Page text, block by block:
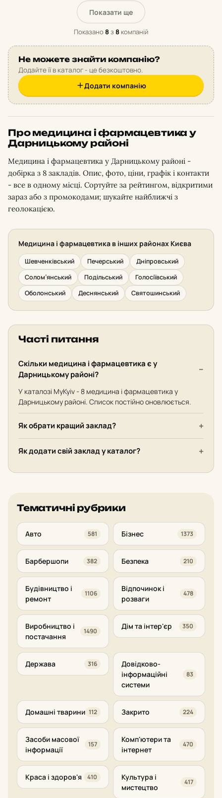
Показати ще
Показано 8з 8 компаній
Не можете знайти компанію?
Додайте її в каталог - це безкоштовно.
Додати компанію
Про медицина і фармацевтика у
Дарницькому районі
Медицина і фармацевтика у Дарницькому районі -
добірка з 8 закладів. Опис, фото, ціни, графік і контакти
- все в одному місці. Сортуйте за рейтингом, відкритими
зараз або з промокодами; шукайте найближчі з
геолокацією.
Медицина і фармацевтика в інших районах Києва
Шевченківський Печерський
Дніпровський
Солом’янський
Подільський
Голосіївський
Оболонський
Деснянський Святошинський
Часті питання
Скільки медицина і фармацевтика є у
Дарницькому районі?
У каталозі MyKyiv - 8 медицина і фармацевтика у
Дарницькому районі. Список постійно оновлюється.
Як обрати кращий заклад?
Як додати свій заклад у каталог?
Тематичні рубрики
Авто 581 Бізнес 1373
Барбершопи 382 Безпека 210
Будівництво і
ремонт
1106
Відпочинок і
розваги
478
Виробництво і
постачання
1490
Дім та інтер'єр 350
Держава 316
Довідково-
інформаційні
системи
83
Домашні тварини 112 Закрито 224
Засоби масової
інформації
157
Комп'ютери та
інтернет
470
Краса і здоров'я 410
Культура і
мистецтво
417